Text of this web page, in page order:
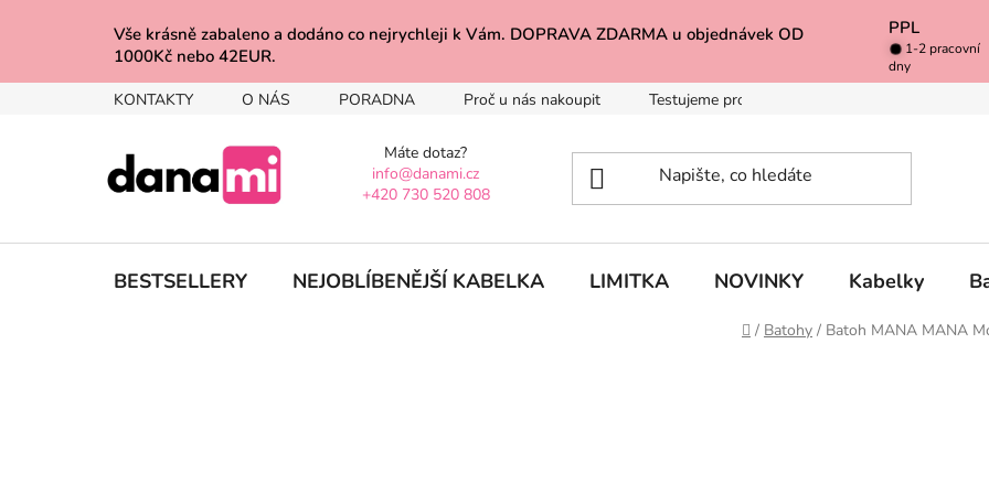
Vše krásně zabaleno a dodáno co nejrychleji k Vám. DOPRAVA ZDARMA u objednávek OD
1000Kč nebo 42EUR.
PPL
1-2 pracovní
dny
KONTAKTY O NÁS PORADNA Proč u nás nakoupit Testujeme pro Vás
Máte dotaz?
info@danami.cz
+420 730 520 808
BESTSELLERY NEJOBLÍBENĚJŠÍ KABELKA LIMITKA NOVINKY Kabelky
Domů
/ Batohy / Batoh MANA MANA